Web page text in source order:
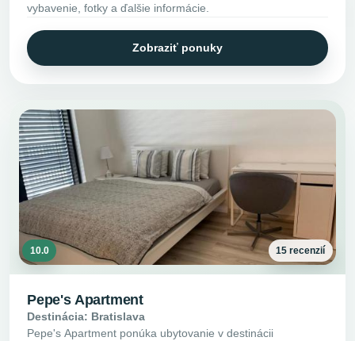
vybavenie, fotky a ďalšie informácie.
Zobraziť ponuky
10.0 15 recenzií
Pepe's Apartment
Destinácia: Bratislava
Pepe's Apartment ponúka ubytovanie v destinácii